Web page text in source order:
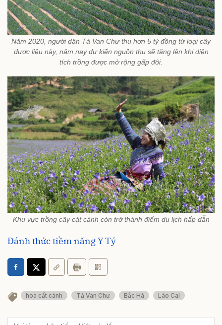
Năm 2020, người dân Tả Van Chư thu hơn 5 tỷ đồng từ loại cây
dược liệu này, năm nay dự kiến nguồn thu sẽ tăng lên khi diện
tích trồng được mở rộng gấp đôi.
Khu vực trồng cây cát cánh còn trở thành điểm du lịch hấp dẫn
Đánh thức tiềm năng Y Tý
hoa cất cánh Tả Van Chư Bắc Hà Lào Cai